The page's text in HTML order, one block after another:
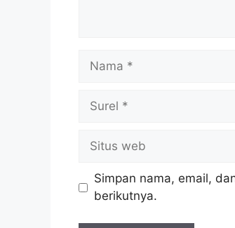
Nama
Surel
Situs
web
Simpan nama, email,
berikutnya.